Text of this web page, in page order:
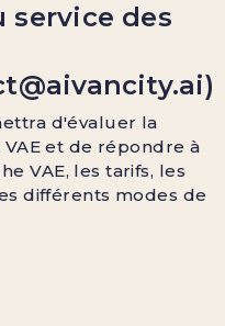
service des
d'évaluer la
et de répondre à
VAE, les tarifs, les
différents modes de